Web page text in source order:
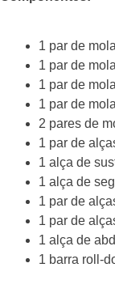
1 par de
1 par de
1 par de
1 par de
2 pares de
1 par de
1 alça de
1 alça de
1 par de
1 par de
1 alça de
1 barra roll-